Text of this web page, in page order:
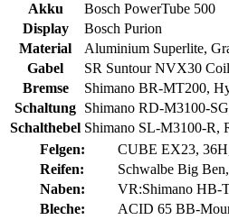
Akku
Bosch PowerTube 500
Display
Bosch Purion
Material
Aluminium Superlite,
Gabel
SR Suntour NVX30
Bremse
Shimano BR-MT200,
Schaltung Shimano RD-M3100-
Schalthebel Shimano SL-M3100-R,
Felgen:
CUBE EX23,
Reifen:
Schwalbe Big
Naben:
VR:Shimano HB-
Bleche:
ACID 65 BB-